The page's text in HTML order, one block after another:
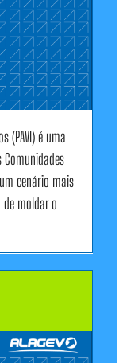
(PAVI) é uma
cenário mais
moldar o